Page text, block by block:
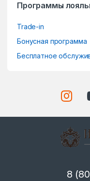
Программы
Trade-in
Бонусная программа
Бесплатное
8